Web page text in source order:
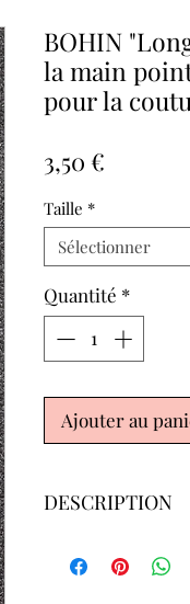
BOHIN
la main
pour la
3,50 €
Taille *
Sélectionner
Quantité *
Ajouter au
DESCRIPTION
différente, mais